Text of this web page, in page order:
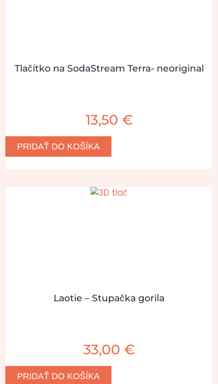
Tlačítko na SodaStream Terra- neoriginal
13,50 €
PRIDAŤ DO KOŠÍKA
Laotie – Stupačka gorila
33,00 €
PRIDAŤ DO KOŠÍKA